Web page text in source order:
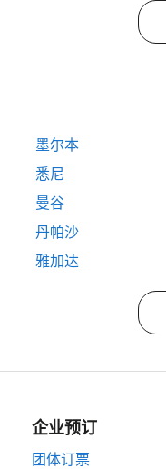
墨尔本
悉尼
曼谷
丹帕沙
雅加达
企业预订
团体订票